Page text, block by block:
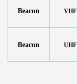
Beacon VHF
Beacon UHF